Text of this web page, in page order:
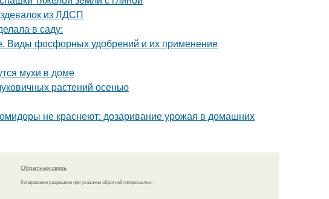
из ЛДСП
в саду:
Виды фосфорных удобрений и их применение
мухи в доме
растений осенью
не краснеют: дозаривание урожая в домашних
Обратная связь
Копирование разрешено при указании обратной гиперссылки.